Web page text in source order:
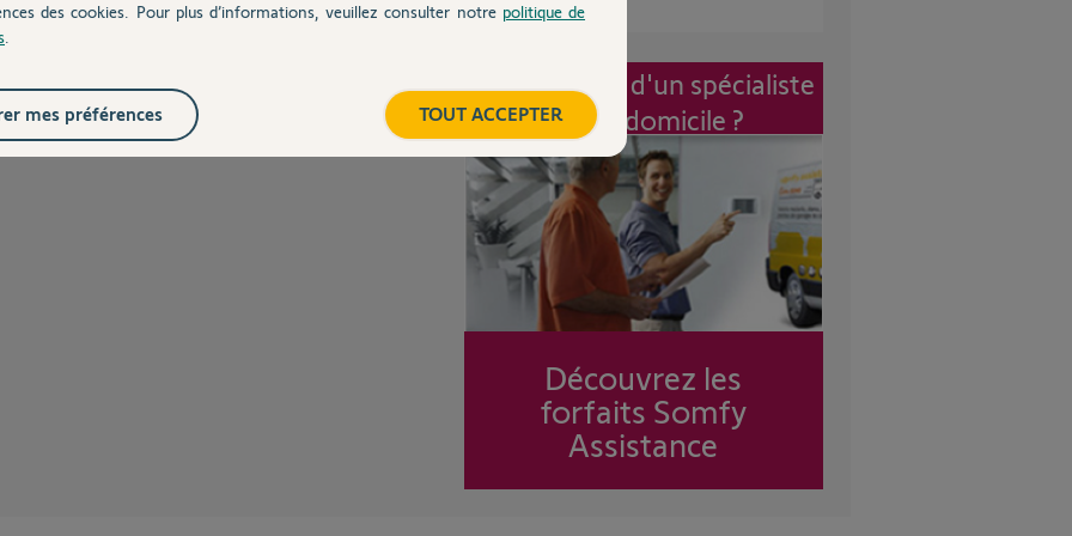
Posez votre question
Intervention d'un spécialiste
à mon domicile ?
Découvrez les
forfaits Somfy
Assistance
des cookies. Pour plus d’informations, veuillez consulter notre politique de
TOUT ACCEPTER
mes préférences